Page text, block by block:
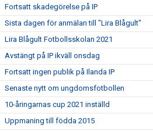
Fortsatt skadegörelse på IP
Sista dagen för anmälan till "Lira Blågult"
Lira Blågult Fotbollsskolan 2021
Avstängt på IP ikväll onsdag
Fortsatt ingen publik på Ilanda IP
Senaste nytt om ungdomsfotbollen
10-åringarnas cup 2021 inställd
Uppmaning till födda 2015